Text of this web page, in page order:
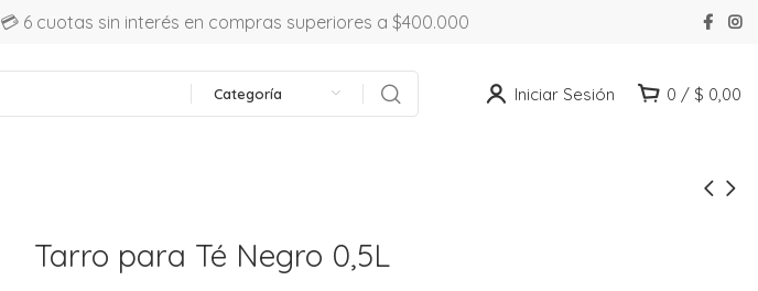
💳 6 cuotas sin interés en compras superiores a $400.000
Categoría Iniciar Sesión 0 / $ 0,00
Tarro para Té Negro 0,5L